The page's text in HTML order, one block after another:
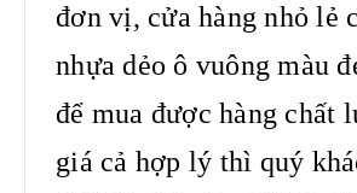
đơn vị, cửa hàng nhỏ lẻ
nhựa dẻo ô vuông màu
để mua được hàng chất
giá cả hợp lý thì quý